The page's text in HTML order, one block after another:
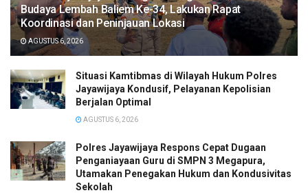
Budaya Lembah Baliem Ke-34, Lakukan Rapat
Koordinasi dan Peninjauan Lokasi
AGUSTUS 6, 2026
Situasi Kamtibmas di Wilayah Hukum Polres
Jayawijaya Kondusif, Pelayanan Kepolisian
Berjalan Optimal
AGUSTUS 6, 2026
Polres Jayawijaya Respons Cepat Dugaan
Penganiayaan Guru di SMPN 3 Megapura,
Utamakan Penegakan Hukum dan Kondusivitas
Sekolah